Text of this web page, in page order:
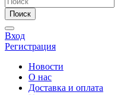
Поиск
Вход
Регистрация
Новости
О нас
Доставка и оплата